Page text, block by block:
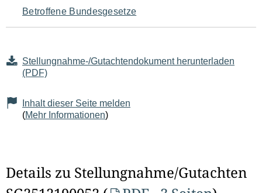
Betroffene Bundesgesetze
Stellungnahme-/Gutachtendokument herunterladen
(PDF)
Inhalt dieser Seite melden
(Mehr Informationen)
Details zu Stellungnahme/Gutachten